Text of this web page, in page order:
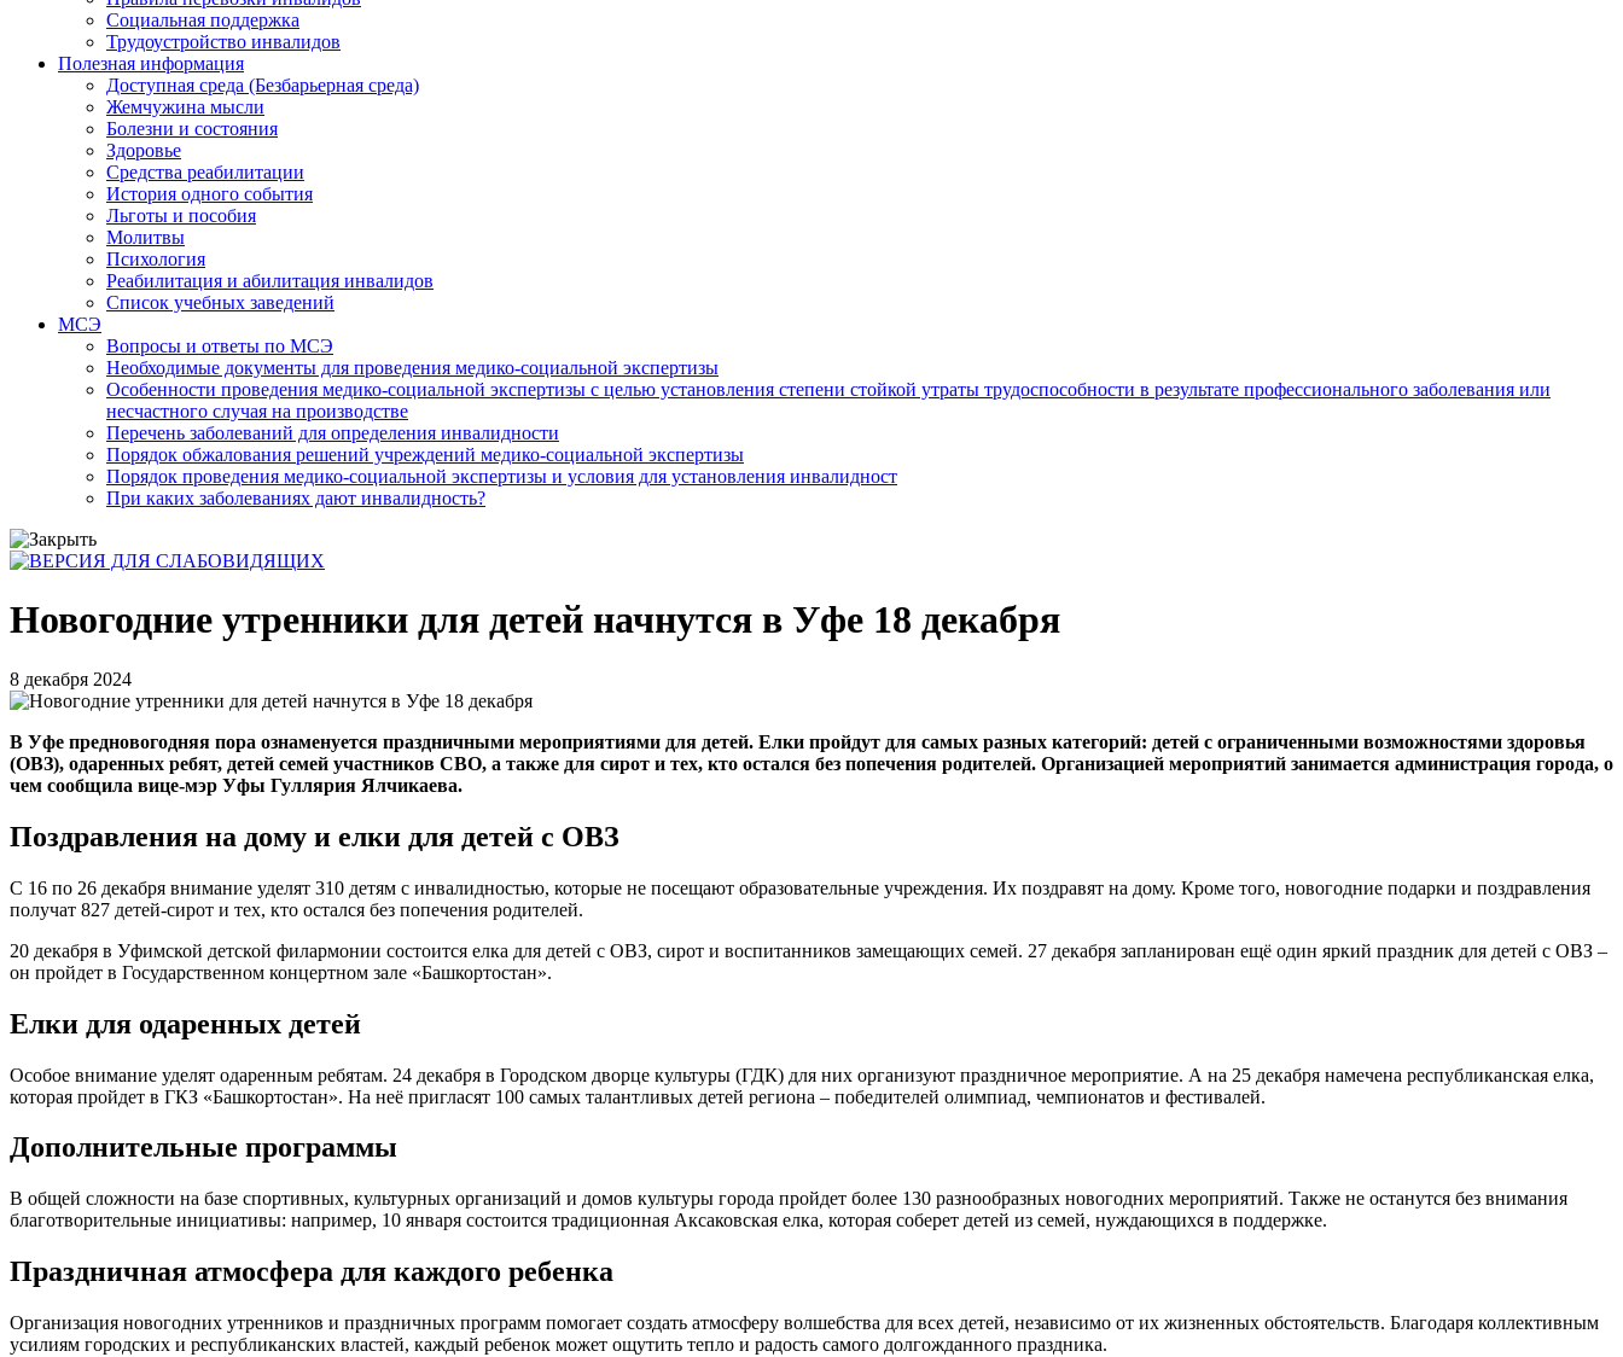
Социальная поддержка
Трудоустройство инвалидов
Полезная информация
Доступная среда (Безбарьерная среда)
Жемчужина мысли
Болезни и состояния
Здоровье
Средства реабилитации
История одного события
Льготы и пособия
Молитвы
Психология
Реабилитация и абилитация инвалидов
Список учебных заведений
МСЭ
Вопросы и ответы по МСЭ
Необходимые документы для проведения медико-социальной экспертизы
Особенности проведения медико-социальной экспертизы с целью установления степени стойкой утраты трудоспособности в результате профессионального заболевания или
несчастного случая на производстве
Перечень заболеваний для определения инвалидности
Порядок обжалования решений учреждений медико-социальной экспертизы
Порядок проведения медико-социальной экспертизы и условия для установления инвалидност
При каких заболеваниях дают инвалидность?
Новогодние утренники для детей начнутся в Уфе 18 декабря
8 декабря 2024
В Уфе предновогодняя пора ознаменуется праздничными мероприятиями для детей. Елки пройдут для самых разных категорий: детей с ограниченными возможностями здоровья
(ОВЗ), одаренных ребят, детей семей участников СВО, а также для сирот и тех, кто остался без попечения родителей. Организацией мероприятий занимается администрация города, о
чем сообщила вице-мэр Уфы Гуллярия Ялчикаева.
Поздравления на дому и елки для детей с ОВЗ
С 16 по 26 декабря внимание уделят 310 детям с инвалидностью, которые не посещают образовательные учреждения. Их поздравят на дому. Кроме того, новогодние подарки и поздравления
получат 827 детей-сирот и тех, кто остался без попечения родителей.
20 декабря в Уфимской детской филармонии состоится елка для детей с ОВЗ, сирот и воспитанников замещающих семей. 27 декабря запланирован ещё один яркий праздник для детей с ОВЗ –
он пройдет в Государственном концертном зале «Башкортостан».
Елки для одаренных детей
Особое внимание уделят одаренным ребятам. 24 декабря в Городском дворце культуры (ГДК) для них организуют праздничное мероприятие. А на 25 декабря намечена республиканская елка,
которая пройдет в ГКЗ «Башкортостан». На неё пригласят 100 самых талантливых детей региона – победителей олимпиад, чемпионатов и фестивалей.
Дополнительные программы
В общей сложности на базе спортивных, культурных организаций и домов культуры города пройдет более 130 разнообразных новогодних мероприятий. Также не останутся без внимания
благотворительные инициативы: например, 10 января состоится традиционная Аксаковская елка, которая соберет детей из семей, нуждающихся в поддержке.
Праздничная атмосфера для каждого ребенка
Организация новогодних утренников и праздничных программ помогает создать атмосферу волшебства для всех детей, независимо от их жизненных обстоятельств. Благодаря коллективным
усилиям городских и республиканских властей, каждый ребенок может ощутить тепло и радость самого долгожданного праздника.